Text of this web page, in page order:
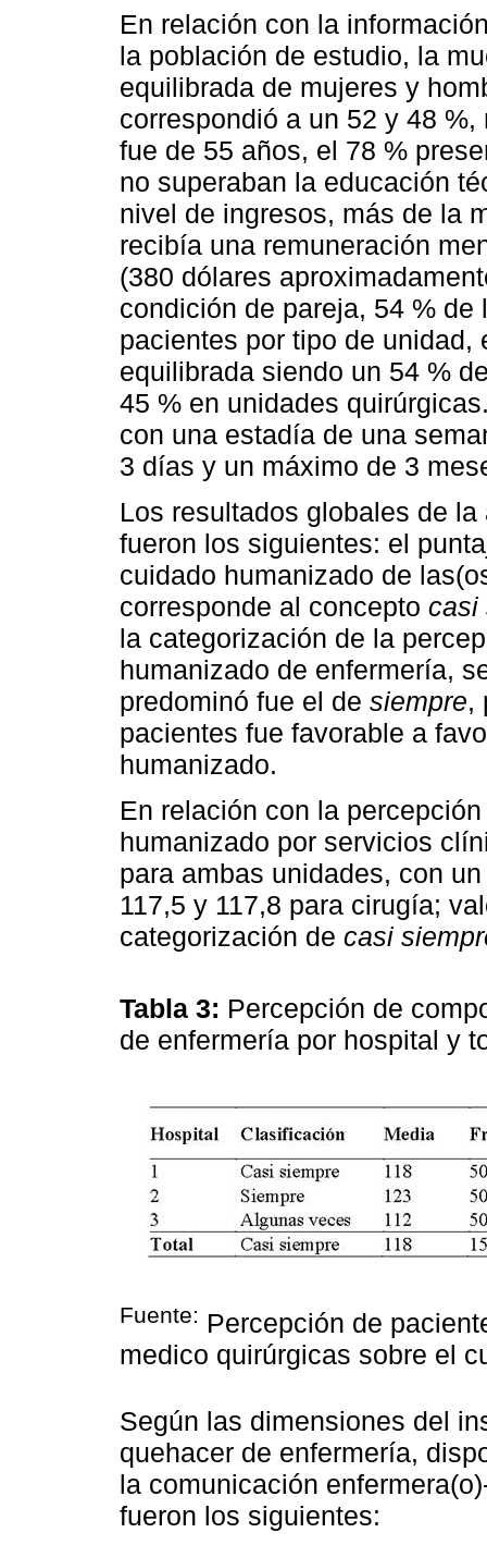
En relación con la
la población de estudio, la
equilibrada de mujeres y
correspondió a un 52 y 48
fue de 55 años, el 78 %
no superaban la educación
nivel de ingresos, más de la
recibía una remuneración
(380 dólares
condición de pareja, 54 %
pacientes por tipo de unidad,
equilibrada siendo un 54 %
45 % en unidades
con una estadía de una
3 días y un máximo de 3
Los resultados globales de
fueron los siguientes: el
cuidado humanizado de
corresponde al concepto casi
la categorización de la
humanizado de enfermería,
predominó fue el de siempre,
pacientes fue favorable a
humanizado.
En relación con la
humanizado por servicios
para ambas unidades, con
117,5 y 117,8 para cirugía;
categorización de casi
Tabla 3: Percepción de
de enfermería por hospital y
Fuente: Percepción de
medico quirúrgicas sobre el
Según las dimensiones del
quehacer de enfermería,
la comunicación
fueron los siguientes: